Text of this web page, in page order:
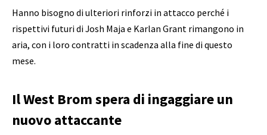
Hanno bisogno di ulteriori rinforzi in attacco perché i
rispettivi futuri di Josh Maja e Karlan Grant rimangono in
aria, con i loro contratti in scadenza alla fine di questo
mese.
Il West Brom spera di ingaggiare un
nuovo attaccante